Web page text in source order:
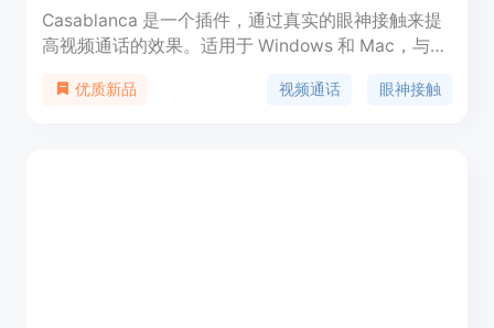
Casablanca 是一个插件，通过真实的眼神接触来提
高视频通话的效果。适用于 Windows 和 Mac，与所
优质新品 视频通话 眼神接触